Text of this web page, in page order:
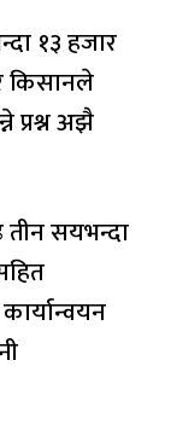
१३ हजार
किसानले
प्रश्न अझै
तीन सयभन्दा